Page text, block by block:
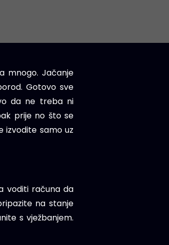
mnogo. Jačanje
Gotovo sve
da ne treba ni
prije no što se
izvodite samo uz
voditi računa da
na stanje
s vježbanjem.